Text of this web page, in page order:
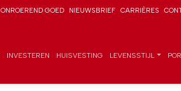
ONROEREND GOED NIEUWSBRIEF CARRIÈRES
INVESTEREN HUISVESTING LEVENSSTIJL